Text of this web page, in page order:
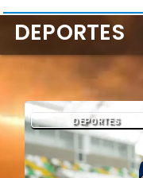
ANTOFAGASTA
DEPORTES